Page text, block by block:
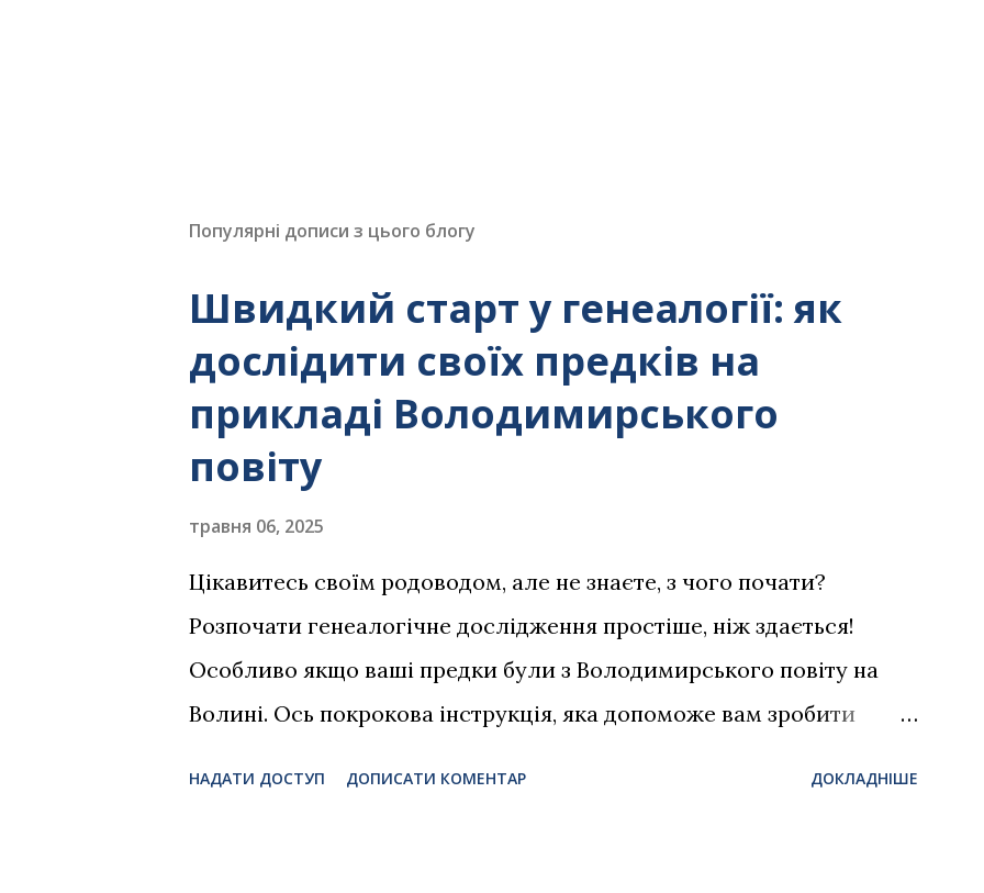
Популярні дописи з цього блогу
Швидкий старт у генеалогії: як
дослідити своїх предків на
прикладі Володимирського
повіту
травня 06, 2025
Цікавитесь своїм родоводом, але не знаєте, з чого почати?
Розпочати генеалогічне дослідження простіше, ніж здається!
Особливо якщо ваші предки були з Володимирського повіту на
Волині. Ось покрокова інструкція, яка допоможе вам зробити
НАДАТИ ДОСТУП ДОПИСАТИ КОМЕНТАР ДОКЛАДНІШЕ